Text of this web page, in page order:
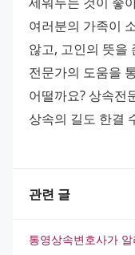
여러분의 가족이
않고, 고인의 뜻을
전문가의 도움을
어떨까요? 상속전
상속의 길도 한결
관련 글
통영상속변호사가